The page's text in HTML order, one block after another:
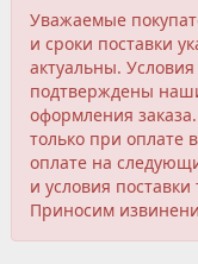
Уважаемые
и сроки поставки
актуальны.
подтверждены
оформления
только при оплате
оплате на
и условия
Приносим